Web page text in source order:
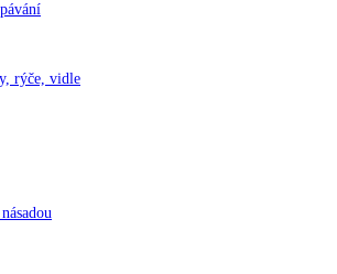
rýče, vidle